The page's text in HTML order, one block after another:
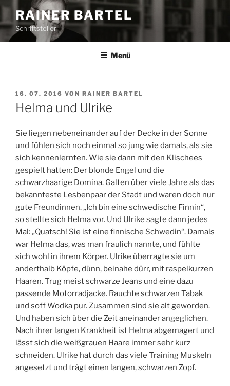
Z
m
I
RAINER BARTEL
Schriftsteller
Menü
V
E
R
F
E
N
L
I
C
T
A
M
16. 07. 2016 VON RAINER BARTEL
Helma und Ulrike
Sie liegen nebeneinander auf der Decke in der Sonne
und fühlen sich noch einmal so jung wie damals, als sie
sich kennenlernten. Wie sie dann mit den Klischees
gespielt hatten: Der blonde Engel und die
schwarzhaarige Domina. Galten über viele Jahre als das
bekannteste Lesbenpaar der Stadt und waren doch nur
gute Freundinnen. „Ich bin eine schwedische Finnin“,
so stellte sich Helma vor. Und Ulrike sagte dann jedes
Mal: „Quatsch! Sie ist eine finnische Schwedin“. Damals
war Helma das, was man fraulich nannte, und fühlte
sich wohl in ihrem Körper. Ulrike überragte sie um
anderthalb Köpfe, dünn, beinahe dürr, mit raspelkurzen
Haaren. Trug meist schwarze Jeans und eine dazu
passende Motorradjacke. Rauchte schwarzen Tabak
und soff Wodka pur. Zusammen sind sie alt geworden.
Und haben sich über die Zeit aneinander angeglichen.
Nach ihrer langen Krankheit ist Helma abgemagert und
lässt sich die weißgrauen Haare immer sehr kurz
schneiden. Ulrike hat durch das viele Training Muskeln
angesetzt und trägt einen langen, schwarzen Zopf.